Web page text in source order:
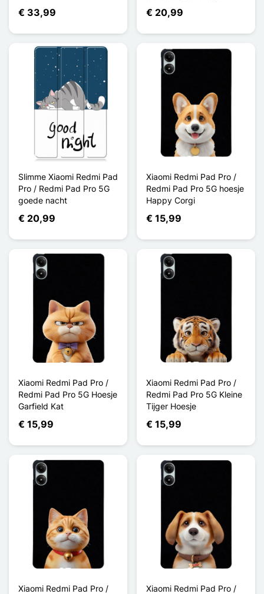
€ 33,99 € 20,99
Slimme Xiaomi Redmi Pad
Pro / Redmi Pad Pro 5G
goede nacht
€ 20,99
Xiaomi Redmi Pad Pro /
Redmi Pad Pro 5G hoesje
Happy Corgi
€ 15,99
Xiaomi Redmi Pad Pro /
Redmi Pad Pro 5G Hoesje
Garfield Kat
€ 15,99
Xiaomi Redmi Pad Pro /
Redmi Pad Pro 5G Kleine
Tijger Hoesje
€ 15,99
Xiaomi Redmi Pad Pro /
Xiaomi Redmi Pad Pro /